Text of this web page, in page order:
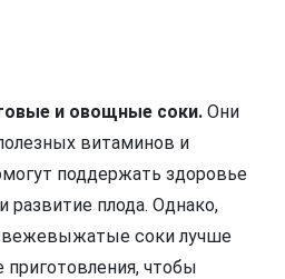
и овощные соки. Они
витаминов и
поддержать здоровье
плода. Однако,
соки лучше
чтобы